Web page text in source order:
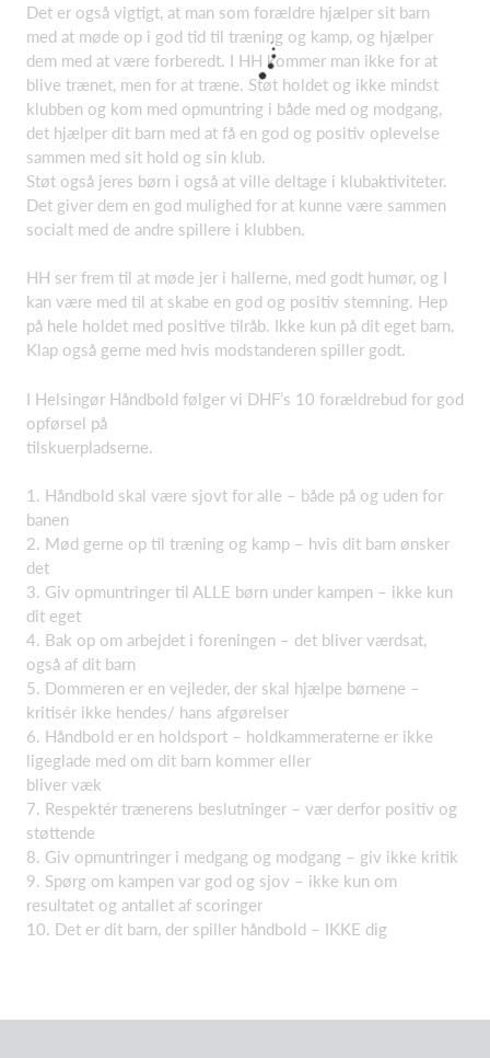
Det er også vigtigt, at man som forældre hjælper sit barn
med at møde op i god tid til træning og kamp, og hjælper
dem med at være forberedt. I HH kommer man ikke for at
blive trænet, men for at træne. Støt holdet og ikke mindst
klubben og kom med opmuntring i både med og modgang,
det hjælper dit barn med at få en god og positiv oplevelse
sammen med sit hold og sin klub.
Støt også jeres børn i også at ville deltage i klubaktiviteter.
Det giver dem en god mulighed for at kunne være sammen
socialt med de andre spillere i klubben.
HH ser frem til at møde jer i hallerne, med godt humør, og I
kan være med til at skabe en god og positiv stemning. Hep
på hele holdet med positive tilråb. Ikke kun på dit eget barn.
Klap også gerne med hvis modstanderen spiller godt.
I Helsingør Håndbold følger vi DHF’s 10 forældrebud for god
opførsel på
tilskuerpladserne.
1. Håndbold skal være sjovt for alle – både på og uden for
banen
2. Mød gerne op til træning og kamp – hvis dit barn ønsker
det
3. Giv opmuntringer til ALLE børn under kampen – ikke kun
dit eget
4. Bak op om arbejdet i foreningen – det bliver værdsat,
også af dit barn
5. Dommeren er en vejleder, der skal hjælpe børnene –
kritisér ikke hendes/ hans afgørelser
6. Håndbold er en holdsport – holdkammeraterne er ikke
ligeglade med om dit barn kommer eller
bliver væk
7. Respektér trænerens beslutninger – vær derfor positiv og
støttende
8. Giv opmuntringer i medgang og modgang – giv ikke kritik
9. Spørg om kampen var god og sjov – ikke kun om
resultatet og antallet af scoringer
10. Det er dit barn, der spiller håndbold – IKKE dig